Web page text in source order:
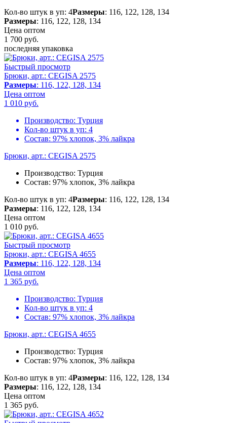
Кол-во штук в уп: 4Размеры: 116, 122, 128, 134
Размеры: 116, 122, 128, 134
Цена оптом
1 700 руб.
последняя упаковка
Быстрый просмотр
Брюки, арт.: CEGISA 2575
Размеры: 116, 122, 128, 134
Цена оптом
1 010 руб.
Производство: Турция
Кол-во штук в уп: 4
Состав: 97% хлопок, 3% лайкра
Брюки, арт.: CEGISA 2575
Производство: Турция
Состав: 97% хлопок, 3% лайкра
Кол-во штук в уп: 4Размеры: 116, 122, 128, 134
Размеры: 116, 122, 128, 134
Цена оптом
1 010 руб.
Быстрый просмотр
Брюки, арт.: CEGISA 4655
Размеры: 116, 122, 128, 134
Цена оптом
1 365 руб.
Производство: Турция
Кол-во штук в уп: 4
Состав: 97% хлопок, 3% лайкра
Брюки, арт.: CEGISA 4655
Производство: Турция
Состав: 97% хлопок, 3% лайкра
Кол-во штук в уп: 4Размеры: 116, 122, 128, 134
Размеры: 116, 122, 128, 134
Цена оптом
1 365 руб.